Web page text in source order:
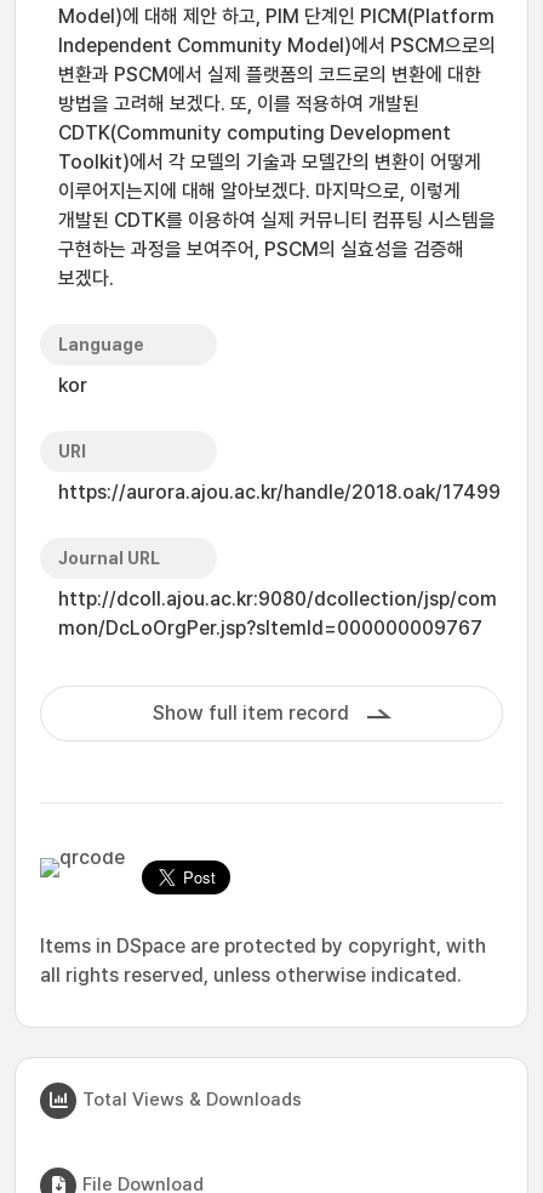
Model)에 대해 제안 하고, PIM 단계인 PICM(Platform
Independent Community Model)에서 PSCM으로의
변환과 PSCM에서 실제 플랫폼의 코드로의 변환에 대한
방법을 고려해 보겠다. 또, 이를 적용하여 개발된
CDTK(Community computing Development
Toolkit)에서 각 모델의 기술과 모델간의 변환이 어떻게
이루어지는지에 대해 알아보겠다. 마지막으로, 이렇게
개발된 CDTK를 이용하여 실제 커뮤니티 컴퓨팅 시스템을
구현하는 과정을 보여주어, PSCM의 실효성을 검증해
보겠다.
Language
kor
URI
https://aurora.ajou.ac.kr/handle/2018.oak/17499
Journal URL
http://dcoll.ajou.ac.kr:9080/dcollection/jsp/com
mon/DcLoOrgPer.jsp?sItemId=000000009767
Show full item record
Items in DSpace are protected by copyright, with
all rights reserved, unless otherwise indicated.
Total Views & Downloads
File Download